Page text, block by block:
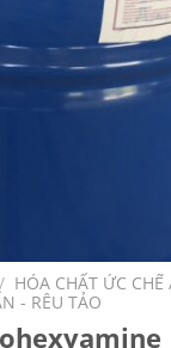
/ HÓA CHẤT ỨC
- RÊU TẢO